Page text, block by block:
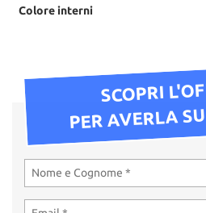
Colore interni
SCOPRI
PER AVERLA